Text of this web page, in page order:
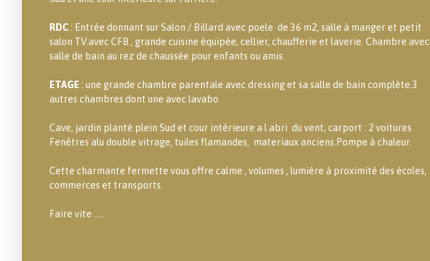
RDC: Entrée donnant sur Salon / Billard avec poele de 36 m2, salle à manger et petit
salon TV.avec CFB , grande cuisine équipée, cellier, chaufferie et laverie. Chambre avec
salle de bain au rez de chaussée pour enfants ou amis.
ETAGE : une grande chambre parentale avec dressing et sa salle de bain complète.3
autres chambres dont une avec lavabo.
Cave, jardin planté plein Sud et cour intérieure a l abri du vent, carport : 2 voitures.
Fenêtres alu double vitrage, tuiles flamandes, materiaux anciens.Pompe à chaleur.
Cette charmante fermette vous offre calme , volumes , lumière à proximité des écoles,
commerces et transports.
Faire vite .....